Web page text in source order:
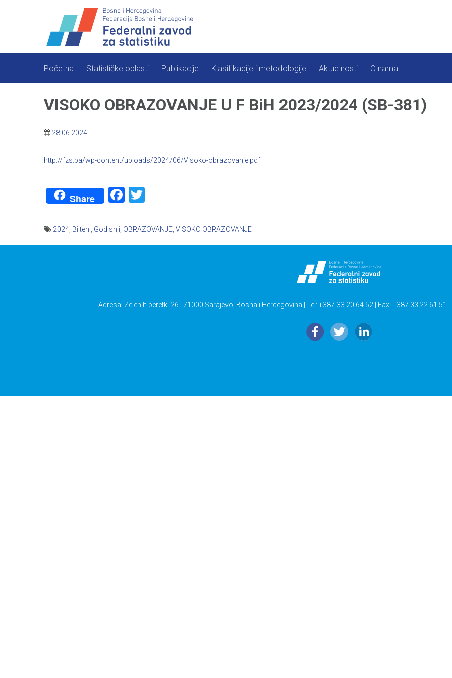
Početna Statističke oblasti Publikacije Klasifikacije i metodologije Aktuelnosti O nama
VISOKO OBRAZOVANJE U F BiH 2023/2024 (SB-381)
28.06.2024
http://fzs.ba/wp-content/uploads/2024/06/Visoko-obrazovanje.pdf
Share Facebook
2024 Bilteni Godisnji OBRAZOVANJE VISOKO OBRAZOVANJE
Adresa: Zelenih beretki 26 | 71000 Sarajevo, Bosna i Hercegovina | Tel: +387 33 20 64 52 | Fax: +387 33 22 61 51 |